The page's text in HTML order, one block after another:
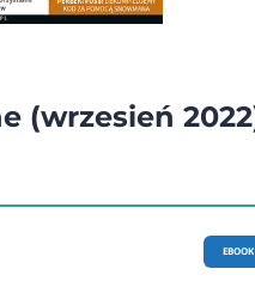
(wrzesień
EBOOK